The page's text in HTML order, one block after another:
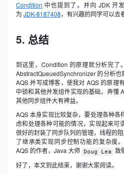
Condition 中也提到了。并向 JDK 开
为 JDK-8187408，有兴趣的同学可以去
5. 总结
到这里，Condition 的原理就分析完了
AbstractQueuedSynchronizer 的分析
AQS 并写成博客，使我对 AQS 的原理
中锁和其他并发组件实现的基础，弄懂
其他同步组件大有裨益。
AQS 本身实现比较复杂，要处理各种各
虑和处理各种可能的情况，实现起来可
很好的封装了同步队列的管理，线程的
了继承类实现同步控制功能的复杂度
AQS 的作者，Java 大师 Doug Lea
致
好了，本文到此结束，谢谢大家阅读。